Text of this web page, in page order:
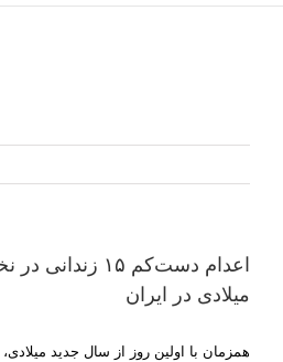
اعدام دست‌کم ۱۵
میلادی در ایران